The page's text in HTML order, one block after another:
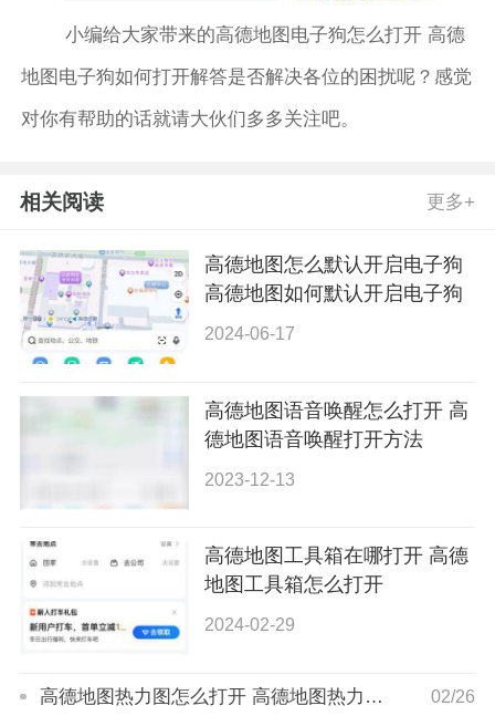
小编给大家带来的高德地图电子狗怎么打开 高德
地图电子狗如何打开解答是否解决各位的困扰呢？感觉
对你有帮助的话就请大伙们多多关注吧。
相关阅读 更多+
高德地图怎么默认开启电子狗
高德地图如何默认开启电子狗
2024-06-17
高德地图语音唤醒怎么打开 高
德地图语音唤醒打开方法
2023-12-13
高德地图工具箱在哪打开 高德
地图工具箱怎么打开
2024-02-29
高德地图热力图怎么打开 高德地图热力图哪里开 02/26